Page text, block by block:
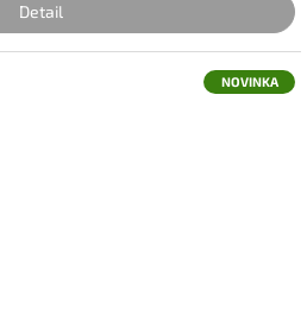
Detail
NOVINKA